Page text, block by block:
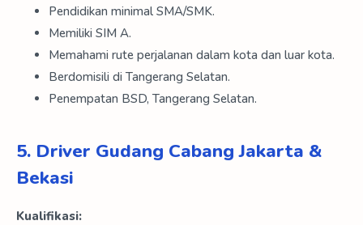
Pendidikan minimal SMA/SMK.
Memiliki SIM A.
Memahami rute perjalanan dalam kota dan luar kota.
Berdomisili di Tangerang Selatan.
Penempatan BSD, Tangerang Selatan.
5. Driver Gudang Cabang Jakarta &
Bekasi
Kualifikasi: